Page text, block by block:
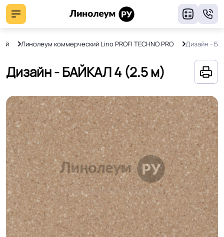
Линолеум коммерческий Lino PROFI TECHNO PRO Дизайн -
Дизайн - БАЙКАЛ 4 (2.5 м)